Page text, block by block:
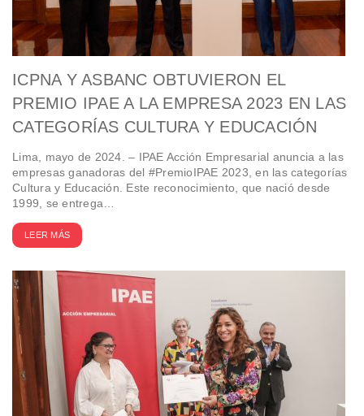
ICPNA Y ASBANC OBTUVIERON EL
PREMIO IPAE A LA EMPRESA 2023 EN LAS
CATEGORÍAS CULTURA Y EDUCACIÓN
Lima, mayo de 2024. – IPAE Acción Empresarial anuncia a las
empresas ganadoras del #PremioIPAE 2023, en las categorías
Cultura y Educación. Este reconocimiento, que nació desde
1999, se entrega…
LEER MÁS